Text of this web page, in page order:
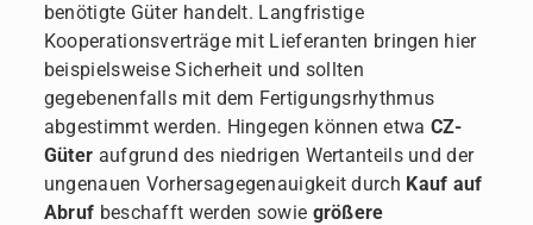
benötigte Güter handelt. Langfristige
Kooperationsverträge mit Lieferanten bringen hier
beispielsweise Sicherheit und sollten
gegebenenfalls mit dem Fertigungsrhythmus
abgestimmt werden. Hingegen können etwa CZ-
Güter aufgrund des niedrigen Wertanteils und der
ungenauen Vorhersagegenauigkeit durch Kauf auf
Abruf beschafft werden sowie größere